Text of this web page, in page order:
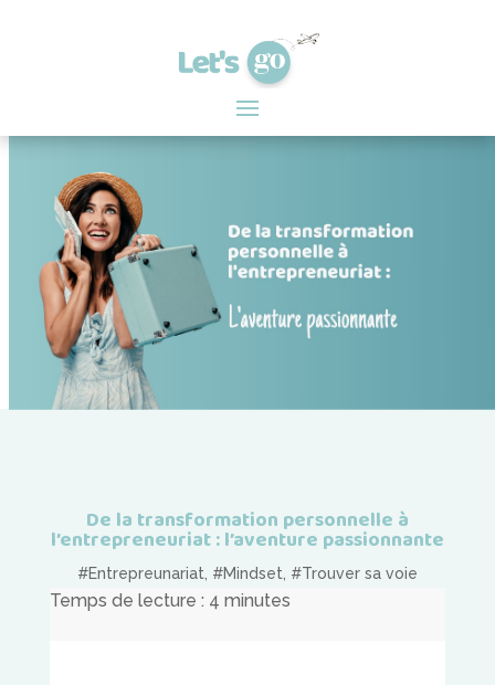
De la transformation personnelle à
l’entrepreneuriat : l’aventure passionnante
#Entrepreunariat, #Mindset, #Trouver sa voie
Temps de lecture : 4 minutes